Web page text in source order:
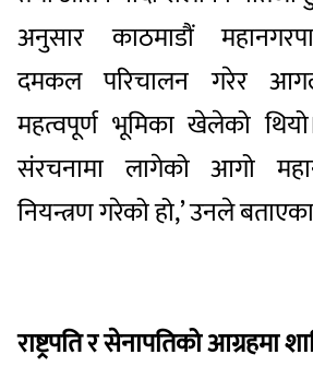
अनुसार काठमाडौं
दमकल परिचालन गरेर
महत्वपूर्ण भूमिका खेलेको थियो।
संरचनामा लागेको आगो
नियन्त्रण गरेको हो,’ उनले
राष्ट्रपति र सेनापतिको आग्रहमा